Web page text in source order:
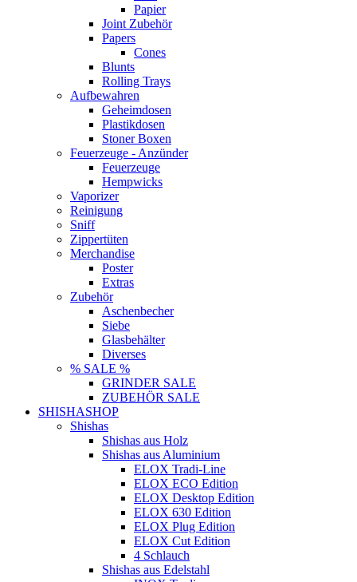
Papier
Joint Zubehör
Papers
Cones
Blunts
Rolling Trays
Aufbewahren
Geheimdosen
Plastikdosen
Stoner Boxen
Feuerzeuge - Anzünder
Feuerzeuge
Hempwicks
Vaporizer
Reinigung
Sniff
Zippertüten
Merchandise
Poster
Extras
Zubehör
Aschenbecher
Siebe
Glasbehälter
Diverses
% SALE %
GRINDER SALE
ZUBEHÖR SALE
SHISHASHOP
Shishas
Shishas aus Holz
Shishas aus Aluminium
ELOX Tradi-Line
ELOX ECO Edition
ELOX Desktop Edition
ELOX 630 Edition
ELOX Plug Edition
ELOX Cut Edition
4 Schlauch
Shishas aus Edelstahl